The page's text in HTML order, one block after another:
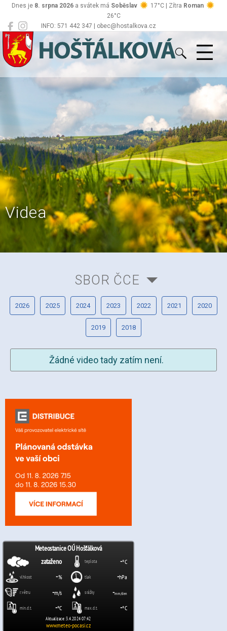
INFO: 571 442 347 | obec@hostalkova.cz
Dnes je 8. srpna 2026 a svátek má Soběslav 17°C | Zítra Roman
26°C
Hošťálková
Videa
SBOR ČCE
2026 2025 2024 2023 2022 2021 2020
2019 2018
Žádné video tady zatím není.